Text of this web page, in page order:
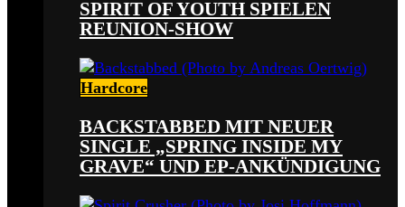
SPIRIT OF YOUTH SPIELEN
REUNION-SHOW
Hardcore
BACKSTABBED MIT NEUER
SINGLE „SPRING INSIDE MY
GRAVE“ UND EP-ANKÜNDIGUNG